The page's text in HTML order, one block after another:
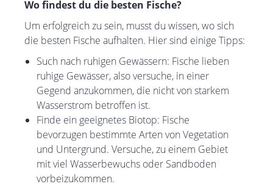
Wo findest du die besten Fische?
Um erfolgreich zu sein, musst du wissen, wo sich
die besten Fische aufhalten. Hier sind einige Tipps:
Such nach ruhigen Gewässern: Fische lieben
ruhige Gewässer, also versuche, in einer
Gegend anzukommen, die nicht von starkem
Wasserstrom betroffen ist.
Finde ein geeignetes Biotop: Fische
bevorzugen bestimmte Arten von Vegetation
und Untergrund. Versuche, zu einem Gebiet
mit viel Wasserbewuchs oder Sandboden
vorbeizukommen.